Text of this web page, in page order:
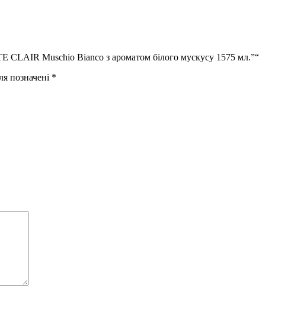
CLAIR Muschio Bianco з ароматом білого мускусу 1575 мл.”“
позначені *